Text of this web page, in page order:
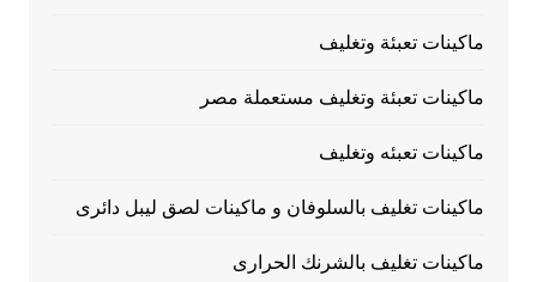
ماكينات تعبئة وتغليف
ماكينات تعبئة وتغليف مستعملة مصر
ماكينات تعبئه وتغليف
ماكينات تغليف بالسلوفان و ماكينات لصق ليبل دائرى
ماكينات تغليف بالشرنك الحرارى